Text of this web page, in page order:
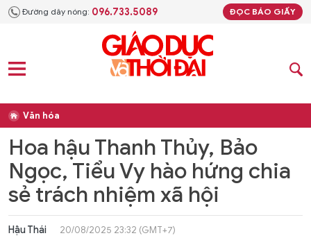
Đường dây nóng: 096.733.5089 ĐỌC BÁO GIẤY
Văn hóa
Hoa hậu Thanh Thủy, Bảo
Ngọc, Tiểu Vy hào hứng chia
sẻ trách nhiệm xã hội
Hậu Thái 20/08/2025 23:32 (GMT+7)